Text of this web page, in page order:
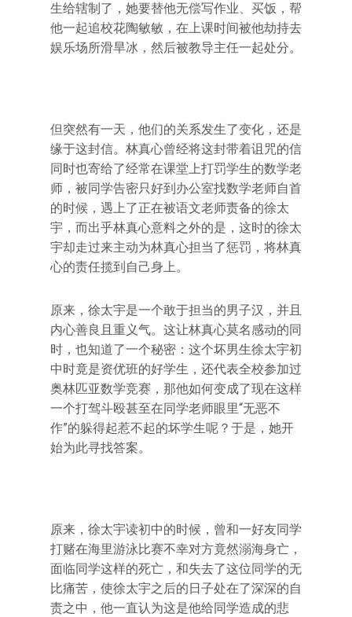
生给辖制了，她要替他无偿写作业、买饭，帮
他一起追校花陶敏敏，在上课时间被他劫持去
娱乐场所滑旱冰，然后被教导主任一起处分。
但突然有一天，他们的关系发生了变化，还是
缘于这封信。林真心曾经将这封带着诅咒的信
同时也寄给了经常在课堂上打罚学生的数学老
师，被同学告密只好到办公室找数学老师自首
的时候，遇上了正在被语文老师责备的徐太
宇，而出乎林真心意料之外的是，这时的徐太
宇却走过来主动为林真心担当了惩罚，将林真
心的责任揽到自己身上。
原来，徐太宇是一个敢于担当的男子汉，并且
内心善良且重义气。这让林真心莫名感动的同
时，也知道了一个秘密：这个坏男生徐太宇初
中时竟是资优班的好学生，还代表全校参加过
奥林匹亚数学竞赛，那他如何变成了现在这样
一个打驾斗殴甚至在同学老师眼里“无恶不
作”的躲得起惹不起的坏学生呢？于是，她开
始为此寻找答案。
原来，徐太宇读初中的时候，曾和一好友同学
打赌在海里游泳比赛不幸对方竟然溺海身亡，
面临同学这样的死亡，和失去了这位同学的无
比痛苦，使徐太宇之后的日子处在了深深的自
责之中，他一直认为这是他给同学造成的悲